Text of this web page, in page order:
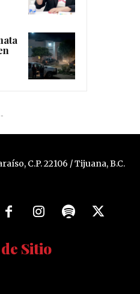
C.P. 22106 / Tijuana, B.C.
Sitio